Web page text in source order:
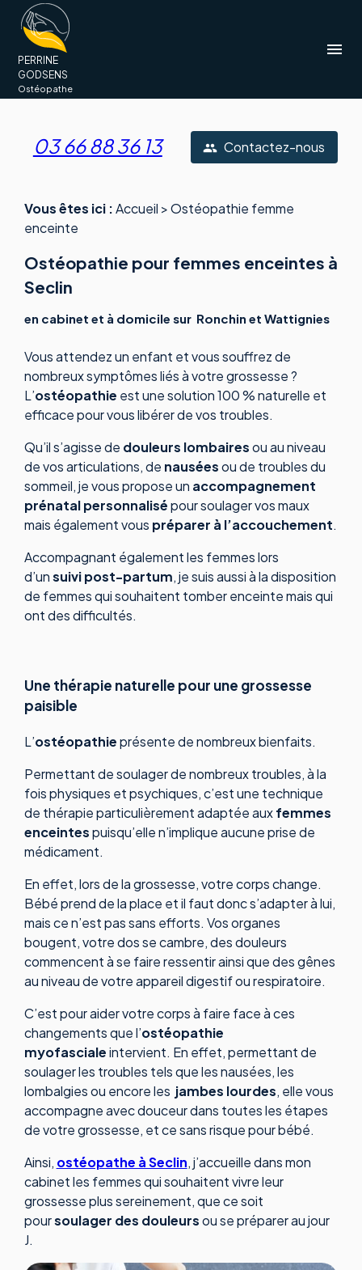
PERRINE
GODSENS
Ostéopathe
menu
03 66 88 36 13 people Contactez-nous
Vous êtes ici :Accueil > Ostéopathie femme
enceinte
Ostéopathie pour femmes enceintes à
Seclin
en cabinet et à domicile sur Ronchin et Wattignies
Vous attendez un enfant et vous souffrez de
nombreux symptômes liés à votre grossesse ?
L’ostéopathie est une solution 100 % naturelle et
efficace pour vous libérer de vos troubles.
Qu’il s’agisse de douleurs lombairesou au niveau
de vos articulations, de nauséesou de troubles du
sommeil, je vous propose un accompagnement
prénatal personnalisépour soulager vos maux
mais également vous préparer à l’accouchement.
Accompagnant également les femmes lors
d’unsuivi post-partum, je suis aussi à la disposition
de femmes qui souhaitent tomber enceinte mais qui
ont des difficultés.
Une thérapie naturelle pour une grossesse
paisible
L’ostéopathieprésente de nombreux bienfaits.
Permettant de soulager de nombreux troubles, à la
fois physiques et psychiques, c’est une technique
de thérapie particulièrement adaptée auxfemmes
enceintespuisqu’elle n’implique aucune prise de
médicament.
En effet, lors de la grossesse, votre corps change.
Bébé prend de la place et il faut donc s’adapter à lui,
mais ce n’est pas sans efforts. Vos organes
bougent, votre dos se cambre, des douleurs
commencent à se faire ressentir ainsi que des gênes
au niveau de votre appareil digestif ou respiratoire.
C’est pour aider votre corps à faire face à ces
changements que l’ostéopathie
myofascialeintervient. En effet, permettant de
soulager les troubles tels que les nausées, les
lombalgies ou encore les jambes lourdes, elle vous
accompagne avec douceur dans toutes les étapes
de votre grossesse, et ce sans risque pour bébé.
Ainsi, ostéopathe à Seclin, j’accueille dans mon
cabinet les femmes qui souhaitent vivre leur
grossesse plus sereinement, que ce soit
poursoulager des douleursou se préparer au jour
J.
Panneau de gestion des cookies